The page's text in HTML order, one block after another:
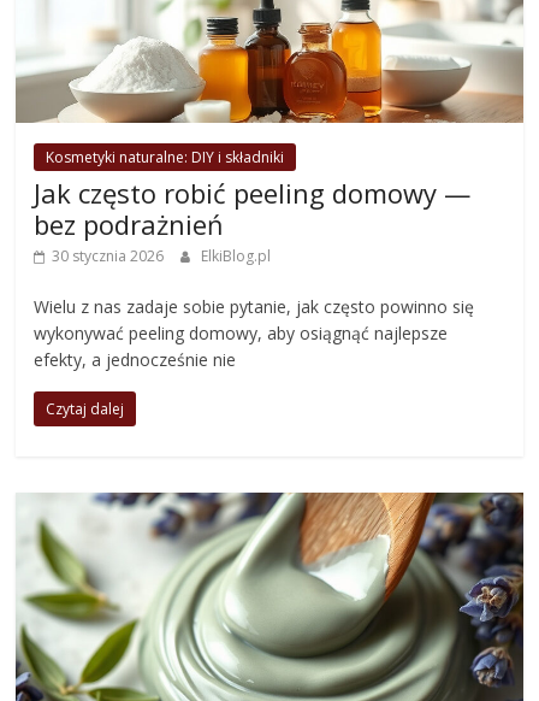
Kosmetyki naturalne: DIY i składniki
Jak często robić peeling domowy —
bez podrażnień
30 stycznia 2026 ElkiBlog.pl
Wielu z nas zadaje sobie pytanie, jak często powinno się
wykonywać peeling domowy, aby osiągnąć najlepsze
efekty, a jednocześnie nie
Czytaj dalej